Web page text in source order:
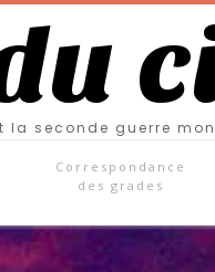
la seconde guerre
Correspondance
des grades